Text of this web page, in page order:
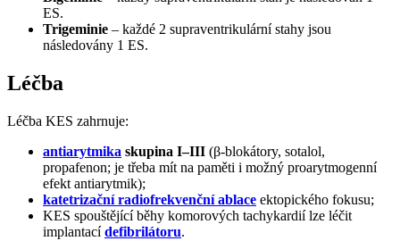
ES.
Trigeminie – každé 2 supraventrikulární stahy jsou
následovány 1 ES.
Léčba
Léčba KES zahrnuje:
antiarytmika skupina I–III (β-blokátory, sotalol,
propafenon; je třeba mít na paměti i možný proarytmogenní
efekt antiarytmik);
katetrizační radiofrekvenční ablace ektopického fokusu;
KES spouštějící běhy komorových tachykardií lze léčit
implantacídefibrilátoru.